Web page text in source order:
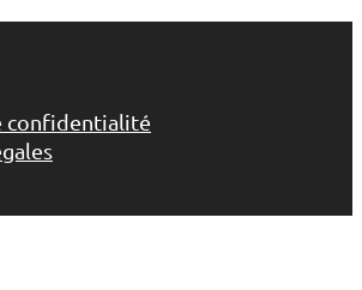
confidentialité